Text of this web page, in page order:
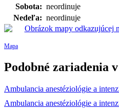
Sobota: neordinuje
Nedeľa: neordinuje
Mapa
Podobné zariadenia
Ambulancia anestéziológie a
Ambulancia anestéziológie a